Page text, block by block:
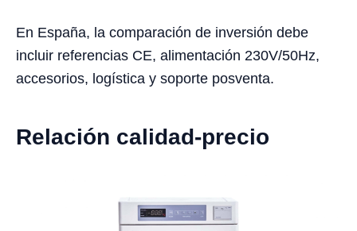
En España, la comparación de inversión debe
incluir referencias CE, alimentación 230V/50Hz,
accesorios, logística y soporte posventa.
Relación calidad-precio